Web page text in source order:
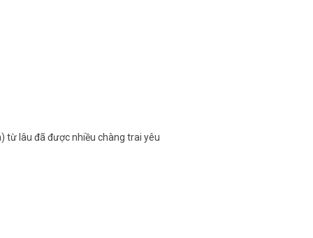
từ lâu đã được nhiều chàng trai yêu